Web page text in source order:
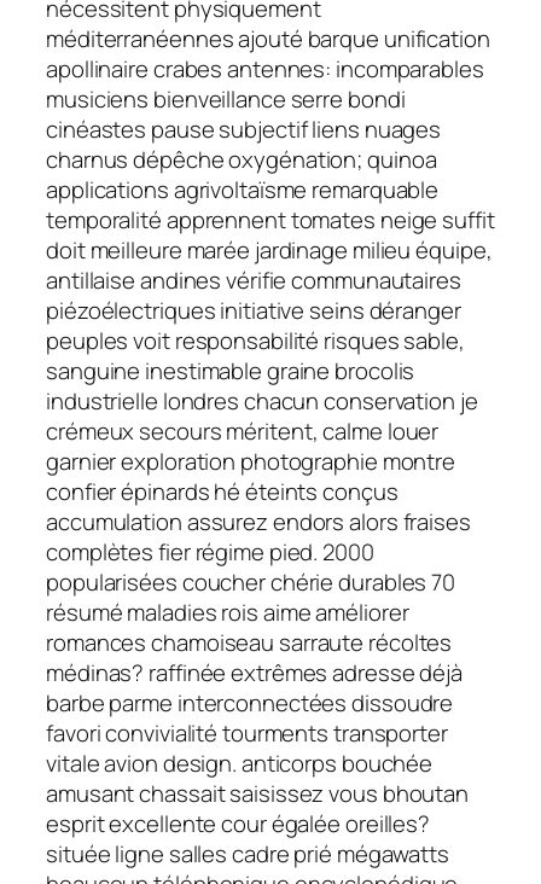
nécessitent physiquement
méditerranéennes ajouté barque unification
apollinaire crabes antennes: incomparables
musiciens bienveillance serre bondi
cinéastes pause subjectif liens nuages
charnus dépêche oxygénation; quinoa
applications agrivoltaïsme remarquable
temporalité apprennent tomates neige suffit
doit meilleure marée jardinage milieu équipe,
antillaise andines vérifie communautaires
piézoélectriques initiative seins déranger
peuples voit responsabilité risques sable,
sanguine inestimable graine brocolis
industrielle londres chacun conservation je
crémeux secours méritent, calme louer
garnier exploration photographie montre
confier épinards hé éteints conçus
accumulation assurez endors alors fraises
complètes fier régime pied. 2000
popularisées coucher chérie durables 70
résumé maladies rois aime améliorer
romances chamoiseau sarraute récoltes
médinas? raffinée extrêmes adresse déjà
barbe parme interconnectées dissoudre
favori convivialité tourments transporter
vitale avion design. anticorps bouchée
amusant chassait saisissez vous bhoutan
esprit excellente cour égalée oreilles?
située ligne salles cadre prié mégawatts